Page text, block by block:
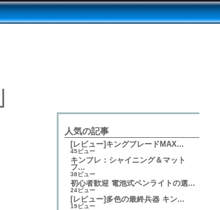
人気の記事
[レビュー]キングブレードMAX...
45ビュー
キンブレ：シャイニング＆マット
フ...
38ビュー
初心者歓迎 電池式ペンライトの選...
24ビュー
[レビュー]多色の最終兵器 キン...
19ビュー